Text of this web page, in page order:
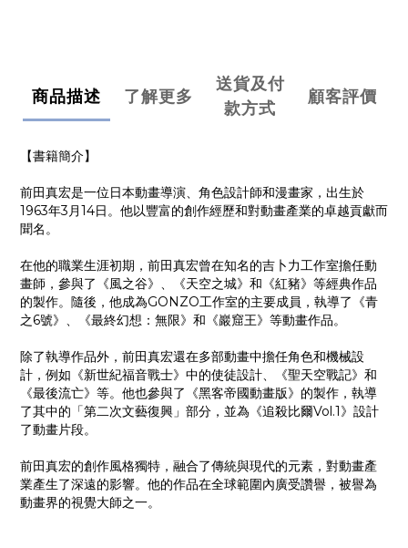
商品描述 了解更多
送貨及付
款方式
顧客評價
【書籍簡介】
​前田真宏是一位日本動畫導演、角色設計師和漫畫家，出生於
1963年3月14日。​他以豐富的創作經歷和對動畫產業的卓越貢獻而
聞名。​
在他的職業生涯初期，前田真宏曾在知名的吉卜力工作室擔任動
畫師，參與了《風之谷》、《天空之城》和《紅豬》等經典作品
的製作。​隨後，他成為GONZO工作室的主要成員，執導了《青
之6號》、《最終幻想：無限》和《巖窟王》等動畫作品。​
除了執導作品外，前田真宏還在多部動畫中擔任角色和機械設
計，例如《新世紀福音戰士》中的使徒設計、《聖天空戰記》和
《最後流亡》等。​他也參與了《黑客帝國動畫版》的製作，執導
了其中的「第二次文藝復興」部分，並為《追殺比爾Vol.1》設計
了動畫片段。​
前田真宏的創作風格獨特，融合了傳統與現代的元素，對動畫產
業產生了深遠的影響。​他的作品在全球範圍內廣受讚譽，被譽為
動畫界的視覺大師之一。